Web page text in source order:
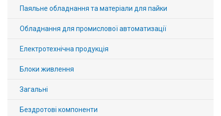
Паяльне обладнання та матеріали для пайки
Обладнання для промислової автоматизації
Електротехнічна продукція
Блоки живлення
Загальні
Бездротові компоненти